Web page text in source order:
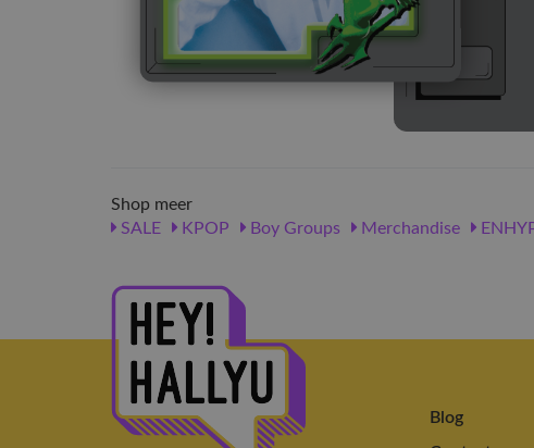
Shop meer
SALE
KPOP Boy Groups Merchandise
Blog